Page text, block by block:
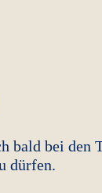
bald bei den
dürfen.